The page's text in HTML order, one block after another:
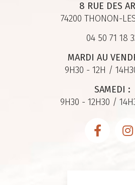
8 RUE DES
74200 THONON-
04 50 71 18
MARDI AU
9H30 - 12H /
SAMEDI :
9H30 - 12H30 /